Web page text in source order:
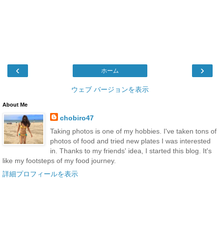
‹ ›
ホーム
ウェブ バージョンを表示
About Me
chobiro47
Taking photos is one of my hobbies. I've taken tons of
photos of food and tried new plates I was interested
in. Thanks to my friends' idea, I started this blog. It's
like my footsteps of my food journey.
詳細プロフィールを表示